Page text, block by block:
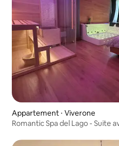
Appartement ⋅ Viverone
Romantic Spa del Lago - Suite